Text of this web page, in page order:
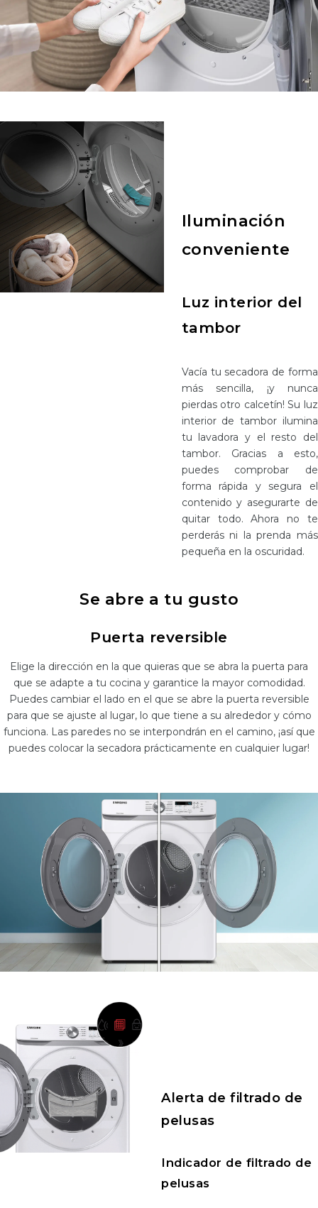
Iluminación
conveniente
Luz interior del
tambor
Vacía tu secadora de forma
más sencilla, ¡y nunca
pierdas otro calcetín! Su luz
interior de tambor ilumina
tu lavadora y el resto del
tambor. Gracias a esto,
puedes comprobar de
forma rápida y segura el
contenido y asegurarte de
quitar todo. Ahora no te
perderás ni la prenda más
pequeña en la oscuridad.
Se abre a tu gusto
Puerta reversible
Elige la dirección en la que quieras que se abra la puerta para
que se adapte a tu cocina y garantice la mayor comodidad.
Puedes cambiar el lado en el que se abre la puerta reversible
para que se ajuste al lugar, lo que tiene a su alrededor y cómo
funciona. Las paredes no se interpondrán en el camino, ¡así que
puedes colocar la secadora prácticamente en cualquier lugar!
Alerta de filtrado de
pelusas
Indicador de filtrado de
pelusas